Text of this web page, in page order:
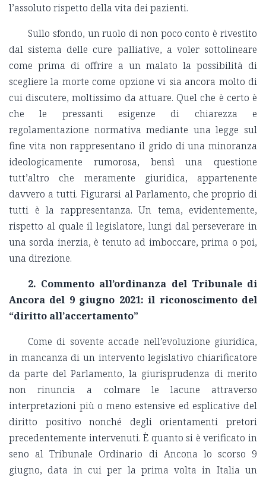
l’assoluto rispetto della vita dei pazienti.
Sullo sfondo, un ruolo di non poco conto è rivestito
dal sistema delle cure palliative, a voler sottolineare
come prima di offrire a un malato la possibilità di
scegliere la morte come opzione vi sia ancora molto di
cui discutere, moltissimo da attuare. Quel che è certo è
che le pressanti esigenze di chiarezza e
regolamentazione normativa mediante una legge sul
fine vita non rappresentano il grido di una minoranza
ideologicamente rumorosa, bensì una questione
tutt’altro che meramente giuridica, appartenente
davvero a tutti. Figurarsi al Parlamento, che proprio di
tutti è la rappresentanza. Un tema, evidentemente,
rispetto al quale il legislatore, lungi dal perseverare in
una sorda inerzia, è tenuto ad imboccare, prima o poi,
una direzione.
2. Commento all’ordinanza del Tribunale di
Ancora del 9 giugno 2021: il riconoscimento del
“diritto all’accertamento”
Come di sovente accade nell’evoluzione giuridica,
in mancanza di un intervento legislativo chiarificatore
da parte del Parlamento, la giurisprudenza di merito
non rinuncia a colmare le lacune attraverso
interpretazioni più o meno estensive ed esplicative del
diritto positivo nonché degli orientamenti pretori
precedentemente intervenuti. È quanto si è verificato in
seno al Tribunale Ordinario di Ancona lo scorso 9
giugno, data in cui per la prima volta in Italia un